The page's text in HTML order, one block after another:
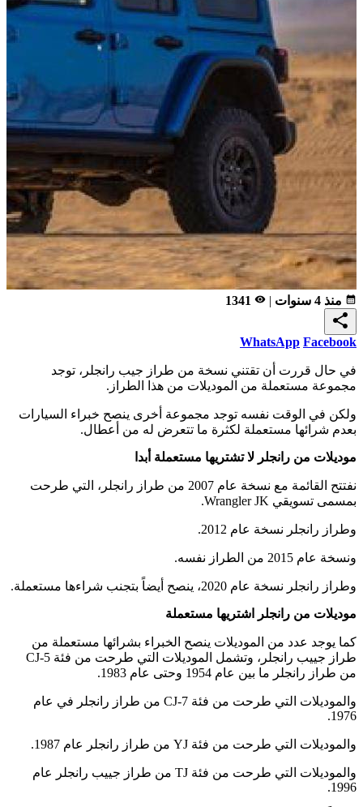
calendar_month منذ 4 سنوات |
remove_red_eye
share
WhatsApp Facebook
في حال قررت أن تقتني نسخة من طراز جيب رانجلر، توجد
مجموعة مستعملة من الموديلات من هذا الطراز.
ولكن في الوقت نفسه توجد مجموعة أخرى ينصح خبراء السيارات
بعدم شرائها مستعملة لكثرة ما تتعرض له من أعطال.
موديلات من رانجلر لا تشتريها مستعملة أبدا
نفتتح القائمة مع نسخة عام 2007 من طراز رانجلر، التي طرحت
بمسمى تسويقي Wrangler JK.
وطراز رانجلر نسخة عام 2012.
ونسخة عام 2015 من الطراز نفسه.
وطراز رانجلر نسخة عام 2020، ينصح أيضاً بتجنب شراءها مستعملة.
موديلات من رانجلر اشتريها مستعملة
كما يوجد عدد من الموديلات ينصح الخبراء بشرائها مستعملة من
طراز جييب رانجلر، وتشمل الموديلات التي طرحت من فئة CJ-5
من طراز رانجلر ما بين عام 1954 وحتى عام 1983.
والموديلات التي طرحت من فئة CJ-7 من طراز رانجلر في عام
1976.
والموديلات التي طرحت من فئة YJ من طراز رانجلر عام 1987.
والموديلات التي طرحت من فئة TJ من طراز جييب رانجلر عام
1996.